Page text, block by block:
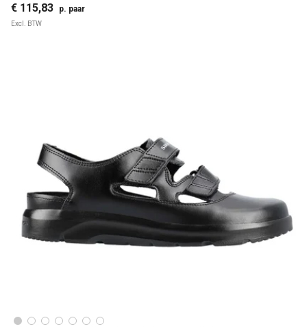
€ 115,83 p. paar
Excl. BTW